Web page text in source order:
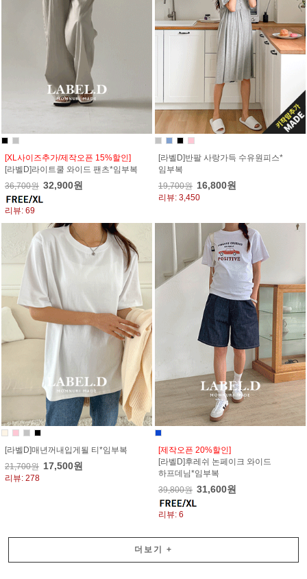
[XL사이즈추가/제작오픈 15%할인]
[라벨D]라이트쿨 와이드 팬츠*임부복
36,700원 32,900원
리뷰: 69
[라벨D]반팔 사랑가득 수유원피스*
임부복
19,700원 16,800원
리뷰: 3,450
[라벨D]매년꺼내입게될 티*임부복
21,700원 17,500원
리뷰: 278
[제작오픈 20%할인]
[라벨D]후레쉬 논페이크 와이드
하프데님*임부복
39,800원 31,600원
리뷰: 6
더보기 +